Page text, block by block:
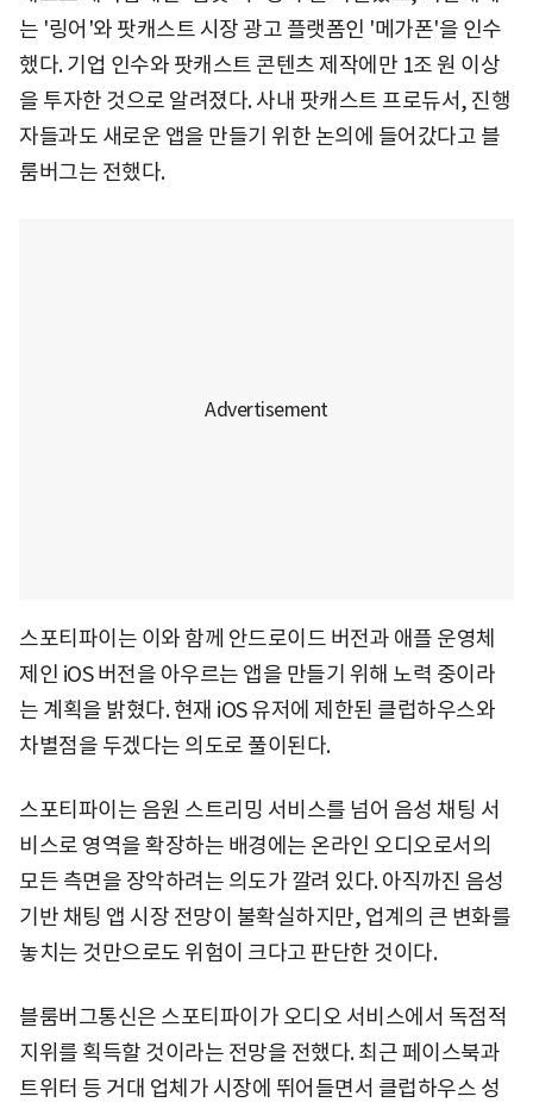
는 '링어'와 팟캐스트 시장 광고 플랫폼인 '메가폰'을 인수
했다. 기업 인수와 팟캐스트 콘텐츠 제작에만 1조 원 이상
을 투자한 것으로 알려졌다. 사내 팟캐스트 프로듀서, 진행
자들과도 새로운 앱을 만들기 위한 논의에 들어갔다고 블
룸버그는 전했다.
스포티파이는 이와 함께 안드로이드 버전과 애플 운영체
제인 iOS 버전을 아우르는 앱을 만들기 위해 노력 중이라
는 계획을 밝혔다. 현재 iOS 유저에 제한된 클럽하우스와
차별점을 두겠다는 의도로 풀이된다.
스포티파이는 음원 스트리밍 서비스를 넘어 음성 채팅 서
비스로 영역을 확장하는 배경에는 온라인 오디오로서의
모든 측면을 장악하려는 의도가 깔려 있다. 아직까진 음성
기반 채팅 앱 시장 전망이 불확실하지만, 업계의 큰 변화를
놓치는 것만으로도 위험이 크다고 판단한 것이다.
블룸버그통신은 스포티파이가 오디오 서비스에서 독점적
지위를 획득할 것이라는 전망을 전했다. 최근 페이스북과
트위터 등 거대 업체가 시장에 뛰어들면서 클럽하우스 성